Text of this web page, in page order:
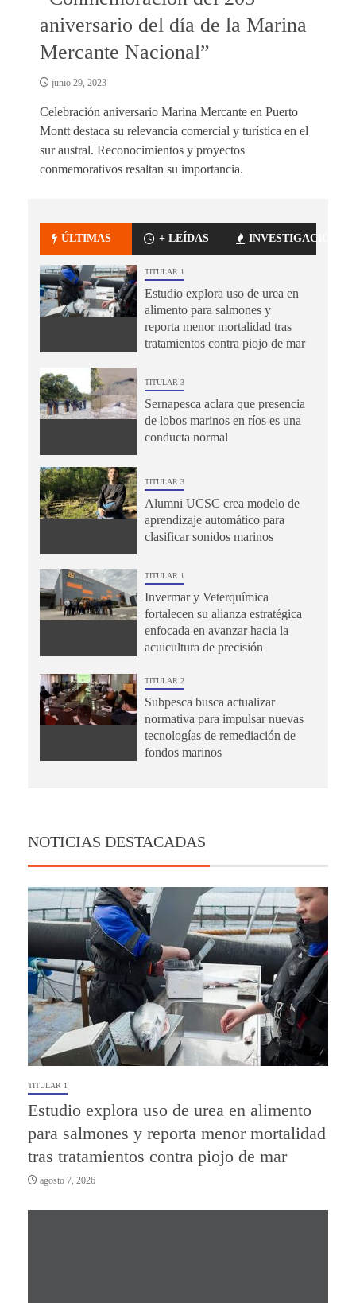
aniversario del día de la Marina
Mercante Nacional”
junio 29, 2023
Celebración aniversario Marina Mercante en Puerto
Montt destaca su relevancia comercial y turística en el
sur austral. Reconocimientos y proyectos
conmemorativos resaltan su importancia.
ÚLTIMAS + LEÍDAS INVESTIGACIÓN
TITULAR 1
Estudio explora uso de urea en
alimento para salmones y
reporta menor mortalidad tras
tratamientos contra piojo de mar
TITULAR 3
Sernapesca aclara que presencia
de lobos marinos en ríos es una
conducta normal
TITULAR 3
Alumni UCSC crea modelo de
aprendizaje automático para
clasificar sonidos marinos
TITULAR 1
Invermar y Veterquímica
fortalecen su alianza estratégica
enfocada en avanzar hacia la
acuicultura de precisión
TITULAR 2
Subpesca busca actualizar
normativa para impulsar nuevas
tecnologías de remediación de
fondos marinos
NOTICIAS DESTACADAS
TITULAR 1
Estudio explora uso de urea en alimento
para salmones y reporta menor mortalidad
tras tratamientos contra piojo de mar
agosto 7, 2026